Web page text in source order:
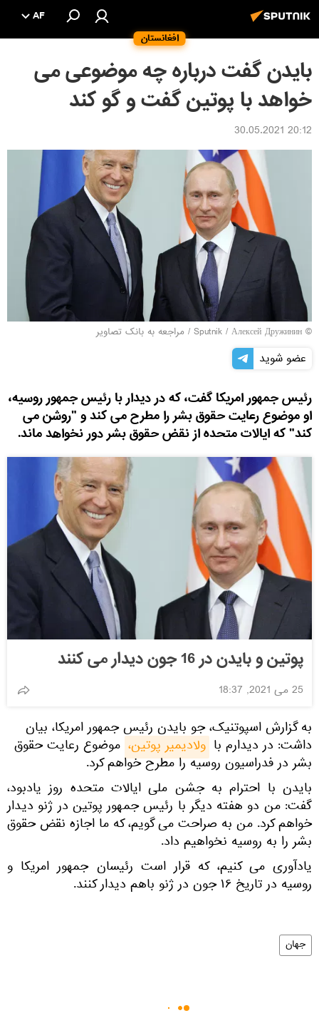
افغانستان
AF
بایدن گفت درباره چه موضوعی می
خواهد با پوتین گفت و گو کند
20:12 30.05.2021
© Sputnik / Алексей Дружинин
/ مراجعه به بانک تصاویر
عضو شوید
رئیس جمهور امریکا گفت، که در دیدار با رئیس جمهور روسیه،
او موضوع رعایت حقوق بشر را مطرح می کند و "روشن می
کند" که ایالات متحده از نقض حقوق بشر دور نخواهد ماند.
پوتین و بایدن در 16 جون دیدار می کنند
25 می 2021, 18:37
به گزارش اسپوتنیک، جو بایدن رئیس جمهور امریكا، بیان
داشت: در دیدارم با ولادیمیر پوتین، موضوع رعایت حقوق
بشر در فدراسیون روسیه را مطرح خواهم كرد.
بایدن با احترام به جشن ملی ایالات متحده روز یادبود،
گفت: من دو هفته دیگر با رئیس جمهور پوتین در ژنو دیدار
خواهم کرد. من به صراحت می گویم، که ما اجازه نقض حقوق
بشر را به روسیه نخواهیم داد.
یادآوری می کنیم، که قرار است رئیسان جمهور امریکا و
روسیه در تاریخ ۱۶ جون در ژنو باهم دیدار کنند.
جهان